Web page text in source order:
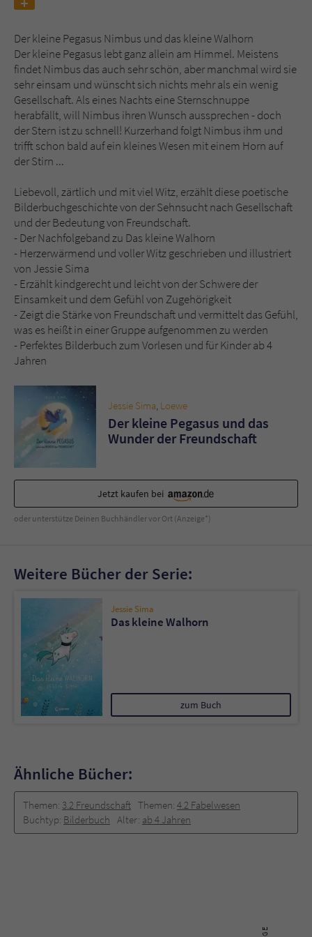
Der kleine Pegasus Nimbus und das kleine Walhorn
Der kleine Pegasus lebt ganz allein am Himmel. Meistens
findet Nimbus das auch sehr schön, aber manchmal wird sie
sehr einsam und wünscht sich nichts mehr als ein wenig
Gesellschaft. Als eines Nachts eine Sternschnuppe
herabfällt, will Nimbus ihren Wunsch aussprechen - doch
der Stern ist zu schnell! Kurzerhand folgt Nimbus ihm und
trifft schon bald auf ein kleines Wesen mit einem Horn auf
der Stirn ...
Liebevoll, zärtlich und mit viel Witz, erzählt diese poetische
Bilderbuchgeschichte von der Sehnsucht nach Gesellschaft
und der Bedeutung von Freundschaft.
- Der Nachfolgeband zu Das kleine Walhorn
- Herzerwärmend und voller Witz geschrieben und illustriert
von Jessie Sima
- Erzählt kindgerecht und leicht von der Schwere der
Einsamkeit und dem Gefühl von Zugehörigkeit
- Zeigt die Stärke von Freundschaft und vermittelt das Gefühl,
was es heißt in einer Gruppe aufgenommen zu werden
- Perfektes Bilderbuch zum Vorlesen und für Kinder ab 4
Jahren
Jessie Sima Loewe
Der kleine Pegasus und das
Wunder der Freundschaft
Jetzt kaufen bei
oder unterstütze Deinen Buchhändler vor Ort (Anzeige*)
Weitere Bücher der Serie:
Jessie Sima
Das kleine Walhorn
zum Buch
Ähnliche Bücher:
Themen: 3.2 Freundschaft Themen: 4.2 Fabelwesen
Buchtyp: Bilderbuch Alter: ab 4 Jahren
Name tx_pwcomments_ahash
Anbieter Literatur-Couch Medien GmbH & Co. KG
Laufzeit 1 Jahr
Zweck Cookie für Kommentare einzelner Buchtitel
Anbieter Literatur-Couch Medien GmbH & Co. KG
Laufzeit Session
Zweck
Kommunikation der Webseite mit dem
Benutzer. Es wird benötigt um z. B. den
Sicherheitscode des Kontaktformulars zu
überprüfen.